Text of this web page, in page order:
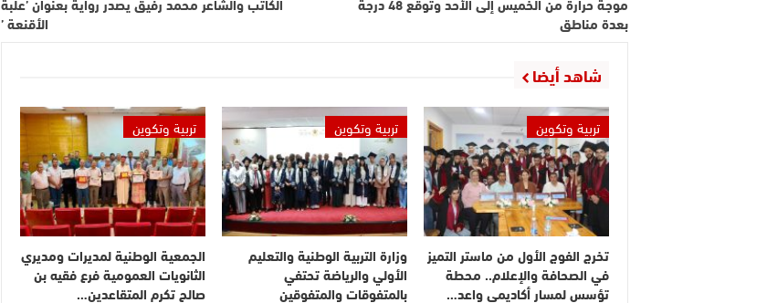
بعدة مناطق الأقنعة ’
شاهد أيضا
تربية وتكوين
تخرج الفوج الأول من ماستر التميز
في الصحافة والإعلام.. محطة
تؤسس لمسار أكاديمي واعد…
تربية وتكوين
وزارة التربية الوطنية والتعليم
الأولي والرياضة تحتفي
بالمتفوقات والمتفوقين
تربية وتكوين
الجمعية الوطنية لمديرات ومديري
الثانويات العمومية فرع فقيه بن
صالح تكرم المتقاعدين…